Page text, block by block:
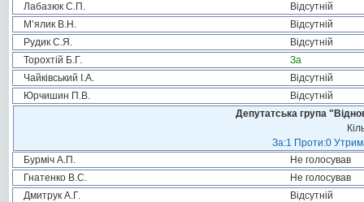
Лабазюк С.П.
Відсутній
М’ялик В.Н.
Відсутній
Рудик С.Я.
Відсутній
Торохтій Б.Г.
За
Чайківський І.А.
Відсутній
Юрчишин П.В.
Відсутній
Депутатська група
За:1 Проти:0
Бурміч А.П.
Не голосував
Гнатенко В.С.
Не голосував
Дмитрук А.Г.
Відсутній